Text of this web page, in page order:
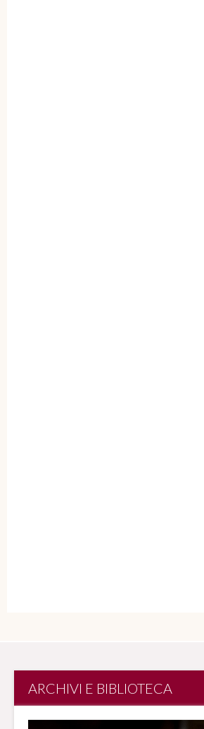
ARCHIVI E BIBLIOTECA